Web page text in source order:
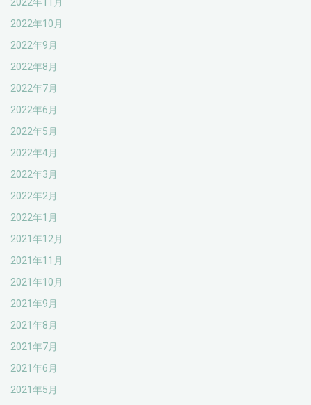
2022年10月
2022年9月
2022年8月
2022年7月
2022年6月
2022年5月
2022年4月
2022年3月
2022年2月
2022年1月
2021年12月
2021年11月
2021年10月
2021年9月
2021年8月
2021年7月
2021年6月
2021年5月